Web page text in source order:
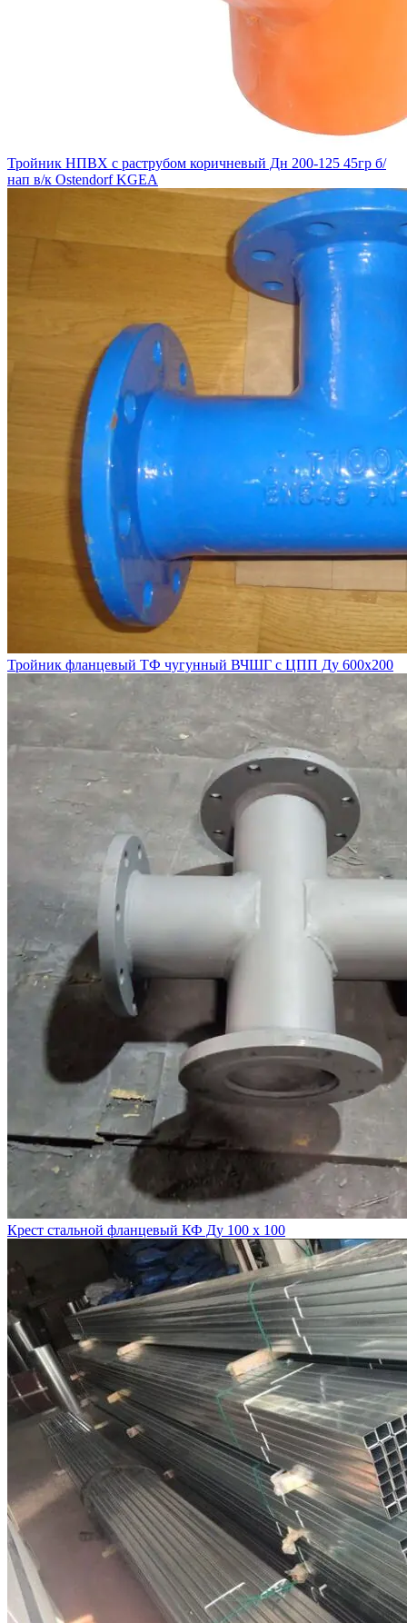
Тройник НПВХ с раструбом коричневый Дн 200-125 45гр б/
нап в/к Ostendorf KGEA
Тройник фланцевый ТФ чугунный ВЧШГ с ЦПП Ду 600х200
Крест стальной фланцевый КФ Ду 100 х 100